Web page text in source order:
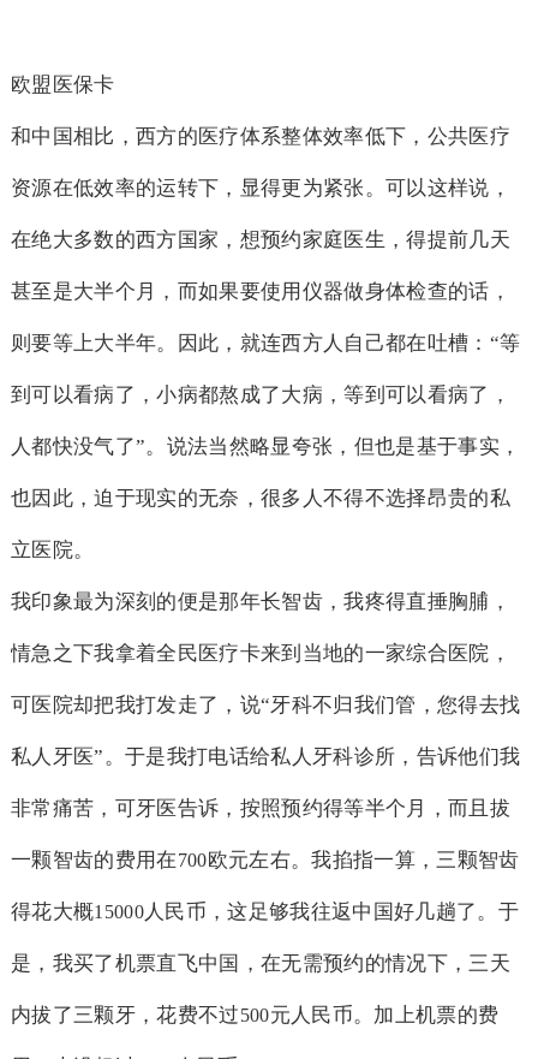
欧盟医保卡
和中国相比，西方的医疗体系整体效率低下，公共医疗
资源在低效率的运转下，显得更为紧张。可以这样说，
在绝大多数的西方国家，想预约家庭医生，得提前几天
甚至是大半个月，而如果要使用仪器做身体检查的话，
则要等上大半年。因此，就连西方人自己都在吐槽：“等
到可以看病了，小病都熬成了大病，等到可以看病了，
人都快没气了”。说法当然略显夸张，但也是基于事实，
也因此，迫于现实的无奈，很多人不得不选择昂贵的私
立医院。
我印象最为深刻的便是那年长智齿，我疼得直捶胸脯，
情急之下我拿着全民医疗卡来到当地的一家综合医院，
可医院却把我打发走了，说“牙科不归我们管，您得去找
私人牙医”。于是我打电话给私人牙科诊所，告诉他们我
非常痛苦，可牙医告诉，按照预约得等半个月，而且拔
一颗智齿的费用在700欧元左右。我掐指一算，三颗智齿
得花大概15000人民币，这足够我往返中国好几趟了。于
是，我买了机票直飞中国，在无需预约的情况下，三天
内拔了三颗牙，花费不过500元人民币。加上机票的费